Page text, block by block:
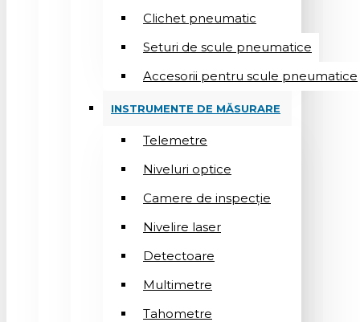
Clichet pneumatic
Seturi de scule pneumatice
Accesorii pentru scule pneumatice
INSTRUMENTE DE MĂSURARE
Telemetre
Niveluri optice
Camere de inspecție
Nivelire laser
Detectoare
Multimetre
Tahometre